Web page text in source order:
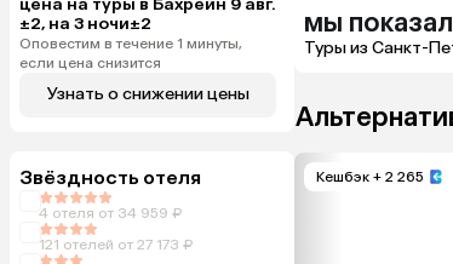
±2, на 3 ночи±2
Оповестим в течение 1 минуты,
если цена снизится
Узнать о снижении цены
Звёздность отеля
4 отеля от 34 959 ₽
121 отелей от 27 173 ₽
мы
Туры из Санкт-
Кешбэк + 2 265